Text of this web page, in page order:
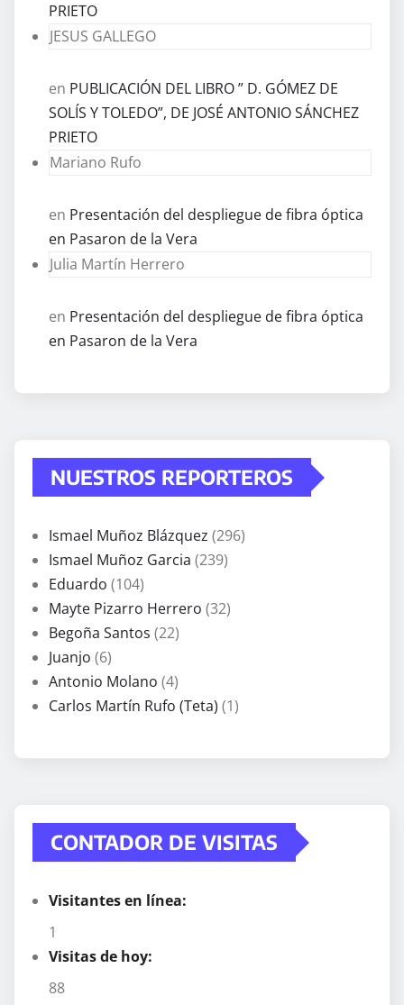
PRIETO
JESUS GALLEGO
en PUBLICACIÓN DEL LIBRO ” D. GÓMEZ DE
SOLÍS Y TOLEDO”, DE JOSÉ ANTONIO SÁNCHEZ
PRIETO
Mariano Rufo
en Presentación del despliegue de fibra óptica
en Pasaron de la Vera
Julia Martín Herrero
en Presentación del despliegue de fibra óptica
en Pasaron de la Vera
NUESTROS REPORTEROS
Ismael Muñoz Blázquez (296)
Ismael Muñoz Garcia (239)
Eduardo (104)
Mayte Pizarro Herrero (32)
Begoña Santos (22)
Juanjo (6)
Antonio Molano (4)
Carlos Martín Rufo (Teta) (1)
CONTADOR DE VISITAS
Visitantes en línea:
1
Visitas de hoy:
88